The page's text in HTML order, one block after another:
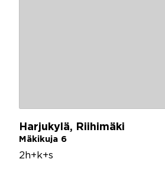
Harjukylä, Riihimäki
Mäkikuja 6
2h+k+s